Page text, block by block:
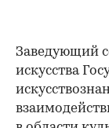
Заведующий
искусства